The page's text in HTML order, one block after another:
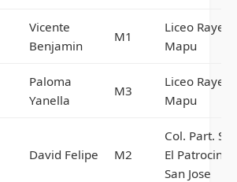
Vicente
Benjamin
M1
Liceo Rayen
Mapu
Paloma
Yanella
M3
Liceo Rayen
Mapu
David Felipe M2
Col. Part.
El Patrocinio
San Jose